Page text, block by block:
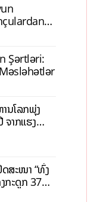
Şərtləri:
ານໂລກພຸ່ງ
ຈາກແຮງ
El nino
ສະໜາ “ທົ່ງ
ກະດູກ 37